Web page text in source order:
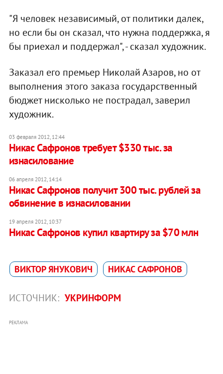
"Я человек независимый, от политики далек,
но если бы он сказал, что нужна поддержка, я
бы приехал и поддержал", - сказал художник.
Заказал его премьер Николай Азаров, но от
выполнения этого заказа государственный
бюджет нисколько не пострадал, заверил
художник.
03 февраля 2012, 12:44
Никас Сафронов требует $330 тыс. за
изнасилование
06 апреля 2012, 14:14
Никас Сафронов получит 300 тыс. рублей за
обвинение в изнасиловании
19 апреля 2012, 10:37
Никас Сафронов купил квартиру за $70 млн
ВИКТОР ЯНУКОВИЧ НИКАС САФРОНОВ
ИСТОЧНИК: УКРИНФОРМ
РЕКЛАМА